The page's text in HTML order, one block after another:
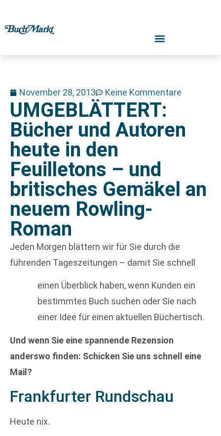
November 28, 2013 Keine Kommentare
UMGEBLÄTTERT:
Bücher und Autoren
heute in den
Feuilletons – und
britisches Gemäkel an
neuem Rowling-
Roman
Jeden Morgen blättern wir für Sie durch die
führenden Tageszeitungen – damit Sie schnell
einen Überblick haben, wenn Kunden ein
bestimmtes Buch suchen oder Sie nach
einer Idee für einen aktuellen Büchertisch.
Und wenn Sie eine spannende Rezension
anderswo finden: Schicken Sie uns schnell eine
Mail?
Frankfurter Rundschau
Heute nix.